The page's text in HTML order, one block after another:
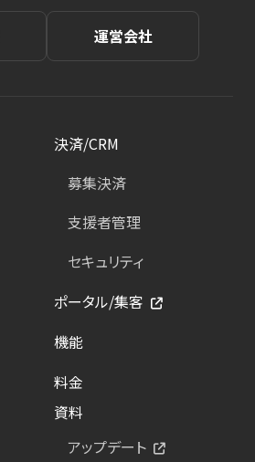
運営会社
決済/CRM
募集決済
支援者管理
セキュリティ
ポータル/集客
機能
料金
資料
アップデート